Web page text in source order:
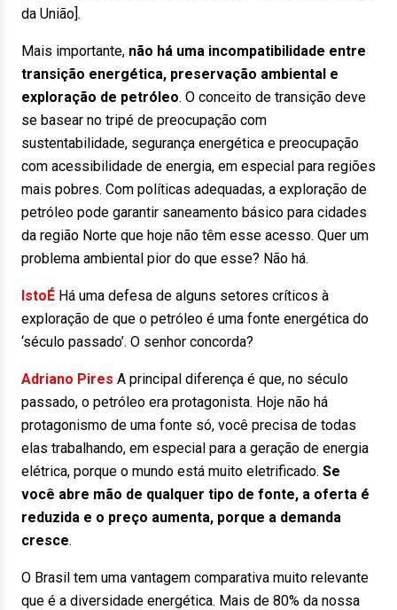
da União].
Mais importante, não há uma incompatibilidade entre
transição energética, preservação ambiental e
exploração de petróleo. O conceito de transição deve
se basear no tripé de preocupação com
sustentabilidade, segurança energética e preocupação
com acessibilidade de energia, em especial para regiões
mais pobres. Com políticas adequadas, a exploração de
petróleo pode garantir saneamento básico para cidades
da região Norte que hoje não têm esse acesso. Quer um
problema ambiental pior do que esse? Não há.
IstoÉ Há uma defesa de alguns setores críticos à
exploração de que o petróleo é uma fonte energética do
‘século passado’. O senhor concorda?
Adriano Pires A principal diferença é que, no século
passado, o petróleo era protagonista. Hoje não há
protagonismo de uma fonte só, você precisa de todas
elas trabalhando, em especial para a geração de energia
elétrica, porque o mundo está muito eletrificado. Se
você abre mão de qualquer tipo de fonte, a oferta é
reduzida e o preço aumenta, porque a demanda
cresce.
O Brasil tem uma vantagem comparativa muito relevante
que é a diversidade energética. Mais de 80% da nossa